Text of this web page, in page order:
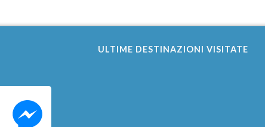
ULTIME DESTINAZIONI VISITATE